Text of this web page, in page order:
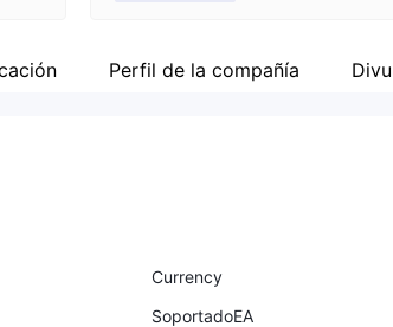
o obtuve respuesta, perdí 100 eu
Perfil de la compañía
Currency
SoportadoEA